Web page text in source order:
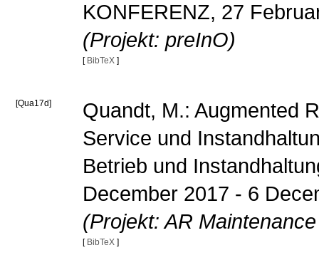
KONFERENZ, 27
(Projekt: preInO)
[ BibTeX ]
[Qua17d]
Quandt, M.: Augmented
Service und
Betrieb und
December 2017 - 6
(Projekt: AR
[ BibTeX ]